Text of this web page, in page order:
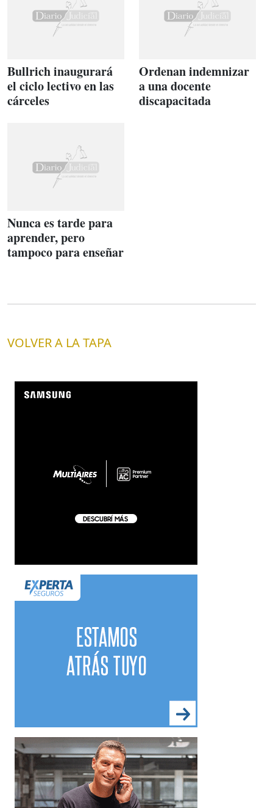
Bullrich inaugurará
el ciclo lectivo en las
cárceles
Ordenan indemnizar
a una docente
discapacitada
Nunca es tarde para
aprender, pero
tampoco para enseñar
VOLVER A LA TAPA